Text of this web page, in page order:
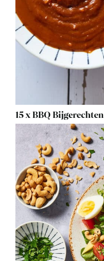
15 x BBQ Bijgerechten